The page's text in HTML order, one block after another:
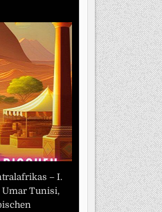
– I.
Umar Tunisi,